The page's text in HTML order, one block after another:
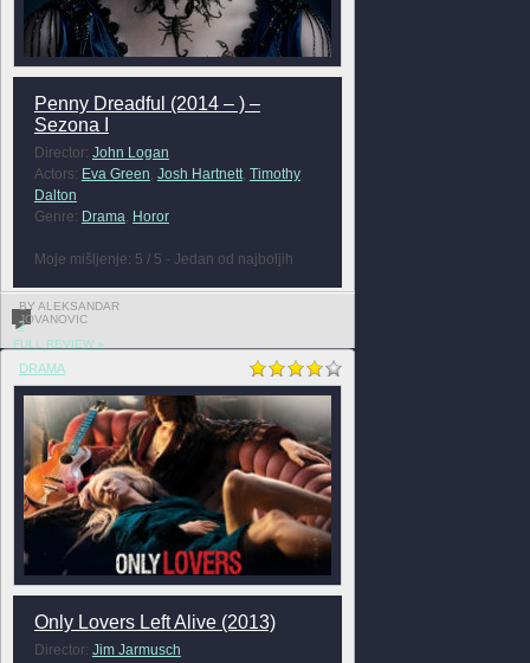
Penny Dreadful (2014 – ) –
Sezona I
Director: John Logan
Actors: Eva Green Josh Hartnett, Timothy
Dalton
Genre: Drama Horor
Moje mišljenje: 5 / 5 - Jedan od najboljih
BY ALEKSANDAR
JOVANOVIC
2
FULL REVIEW »
DRAMA
Only Lovers Left Alive (2013)
Director: Jim Jarmusch